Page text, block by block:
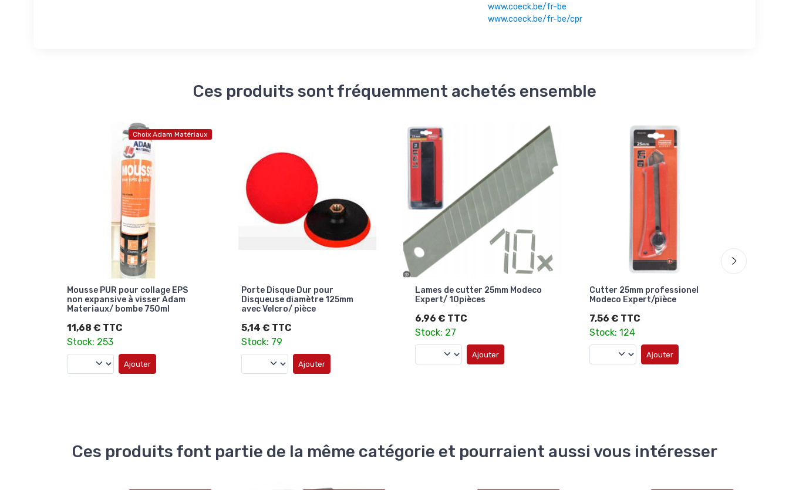
www.coeck.be/fr-be
www.coeck.be/fr-be/cpr
Ces produits sont fréquemment achetés ensemble
Choix Adam Matériaux
Mousse PUR pour collage EPS
non expansive à visser Adam
Materiaux/ bombe 750ml
11,68 € TTC
Stock: 253
Ajouter
Porte Disque Dur pour
Disqueuse diamètre 125mm
avec Velcro/ pièce
5,14 € TTC
Stock: 79
Ajouter
Lames de cutter 25mm Modeco
Expert/ 10pièces
6,96 € TTC
Stock: 27
Ajouter
Cutter 25mm professionel
Modeco Expert/pièce
7,56 € TTC
Stock: 124
Ajouter
Ces produits font partie de la même catégorie et pourraient aussi vous intéresser